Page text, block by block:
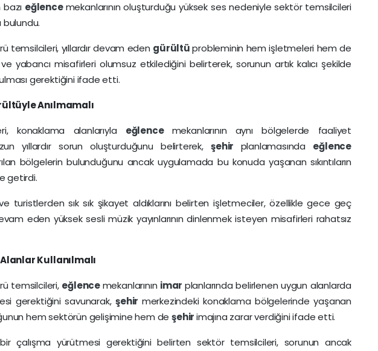
eğlencemekanlarının oluşturduğu yüksek ses nedeniyle sektör temsilcileri
bulundu.
temsilcileri, yıllardır devam eden gürültüprobleminin hem işletmeleri hem de
yabancı misafirleri olumsuz etkilediğini belirterek, sorunun artık kalıcı şekilde
gerektiğini ifade etti.
Anılmamalı
konaklama alanlarıyla eğlence mekanlarının aynı bölgelerde faaliyet
yıllardır sorun oluşturduğunu belirterek,şehir planlamasında eğlence
bölgelerin bulunduğunu ancak uygulamada bu konuda yaşanan sıkıntıların
getirdi.
turistlerden sık sık şikayet aldıklarını belirten işletmeciler, özellikle gece geç
eden yüksek sesli müzik yayınlarının dinlenmek isteyen misafirleri rahatsız
Kullanılmalı
temsilcileri, eğlencemekanlarının imar planlarında belirlenen uygun alanlarda
gerektiğini savunarak,şehir merkezindeki konaklama bölgelerinde yaşanan
hem sektörün gelişimine hem deşehirimajına zarar verdiğini ifade etti.
çalışma yürütmesi gerektiğini belirten sektör temsilcileri, sorunun ancak